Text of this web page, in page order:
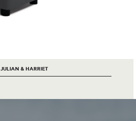
JULIAN & HARRIET